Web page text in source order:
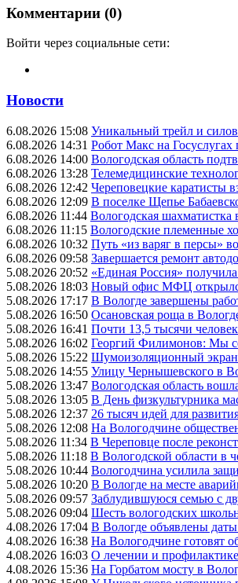
Комментарии (0)
Войти через социальные сети:
Новости
6.08.2026 15:08 Уникальный трейл и
6.08.2026 14:31 Робот Макс на
6.08.2026 14:00 Вологодская область
6.08.2026 13:28 Телемедицинские
6.08.2026 12:42 Череповецкие каратисты
6.08.2026 12:09 В поселке Щепье
6.08.2026 11:44 Вологодская
6.08.2026 11:15 Вологодские племенные
6.08.2026 10:32 Путь «из варяг в персы»
6.08.2026 09:58 Завершается ремонт
5.08.2026 20:52 «Единая Россия»
5.08.2026 18:03 Новый офис МФЦ
5.08.2026 17:17 В Вологде завершены
5.08.2026 16:50 Осановская роща в
5.08.2026 16:41 Почти 13,5 тысячи
5.08.2026 16:02 Георгий Филимонов: Мы
5.08.2026 15:22 Шумоизоляционный экран
5.08.2026 14:55 Улицу Чернышевского в
5.08.2026 13:47 Вологодская область
5.08.2026 13:05 В День физкультурника
5.08.2026 12:37 26 тысяч идей для
5.08.2026 12:08 На Вологодчине
5.08.2026 11:34 В Череповце после
5.08.2026 11:18 В Вологодской области в
5.08.2026 10:44 Вологодчина усилила
5.08.2026 10:20 В Вологде на месте
5.08.2026 09:57 Заблудившуюся семью с
5.08.2026 09:04 Шесть вологодских
4.08.2026 17:04 В Вологде объявлены
4.08.2026 16:38 На Вологодчине готовят
4.08.2026 16:03 О лечении и
4.08.2026 15:36 На Горбатом мосту в